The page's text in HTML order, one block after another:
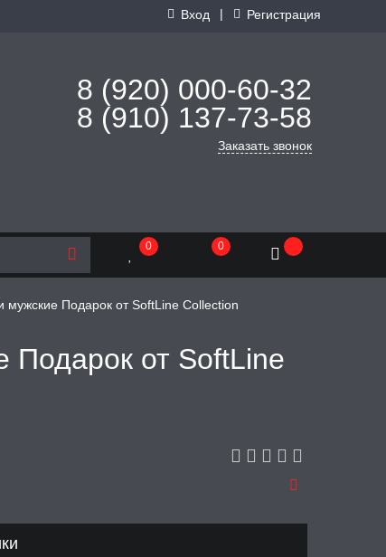
Вход | Регистрация
8 (920) 000-60-32
8 (910) 137-73-58
Заказать звонок
0 0
мужские Подарок от SoftLine Collection
Подарок от SoftLine